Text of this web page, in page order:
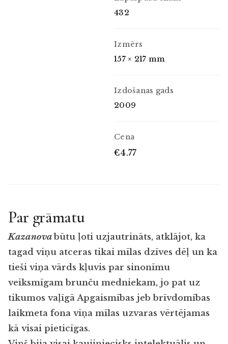
432
Izmērs
157 × 217 mm
Izdošanas gads
2009
Cena
€4.77
Par grāmatu
Kazanovabūtu ļoti uzjautrināts, atklājot, ka
tagad viņu atceras tikai mīlas dzīves dēļ un ka
tieši viņa vārds kļuvis par sinonīmu
veiksmīgam brunču medniekam, jo pat uz
tikumos vaļīgā Apgaismības jeb brīvdomības
laikmeta fona viņa mīlas uzvaras vērtējamas
kā visai pieticīgas.